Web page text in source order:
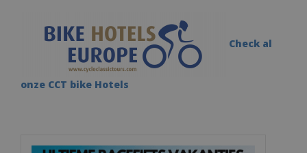
Check al
onze CCT bike Hotels